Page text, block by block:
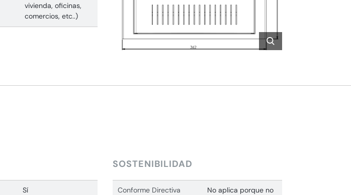
vivienda, oficinas,
comercios, etc..)
Sí
SOSTENIBILIDAD
Conforme Directiva
No aplica porque no